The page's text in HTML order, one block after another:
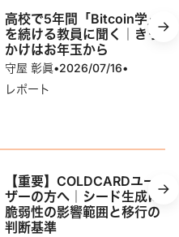
高校で5年間「Bitcoin学」
を続ける教員に聞く｜きっ
かけはお年玉から
守屋 彰眞•2026/07/16•
レポート
【重要】COLDCARDユー
ザーの方へ｜シード生成に
脆弱性の影響範囲と移行の
判断基準